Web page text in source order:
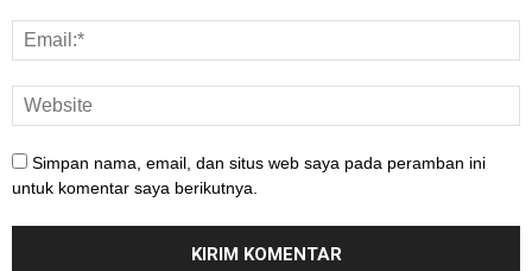
Simpan nama, email, dan situs web saya pada peramban ini
untuk komentar saya berikutnya.